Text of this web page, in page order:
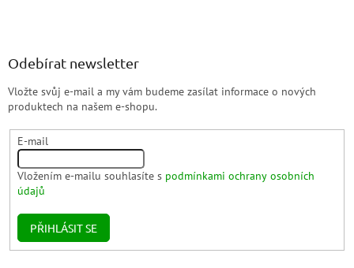
Odebírat newsletter
Vložte svůj e-mail a my vám budeme zasílat informace o nových
produktech na našem e-shopu.
E-mail
Vložením e-mailu souhlasíte s podmínkami ochrany osobních
údajů
PŘIHLÁSIT SE